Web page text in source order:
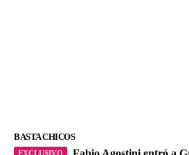
BASTA CHICOS